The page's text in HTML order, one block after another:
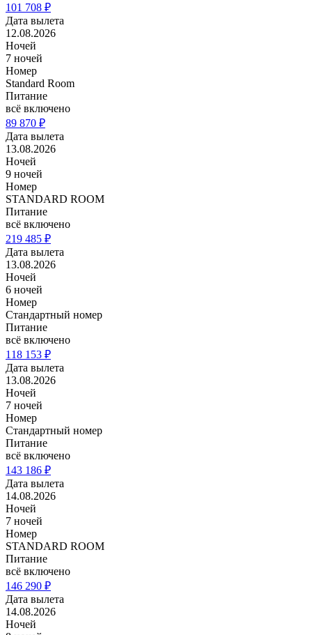
101 708 ₽
Дата вылета
12.08.2026
Ночей
7 ночей
Номер
Standard Room
Питание
всё включено
89 870 ₽
Дата вылета
13.08.2026
Ночей
9 ночей
Номер
STANDARD ROOM
Питание
всё включено
219 485 ₽
Дата вылета
13.08.2026
Ночей
6 ночей
Номер
Стандартный номер
Питание
всё включено
118 153 ₽
Дата вылета
13.08.2026
Ночей
7 ночей
Номер
Стандартный номер
Питание
всё включено
143 186 ₽
Дата вылета
14.08.2026
Ночей
7 ночей
Номер
STANDARD ROOM
Питание
всё включено
146 290 ₽
Дата вылета
14.08.2026
Ночей